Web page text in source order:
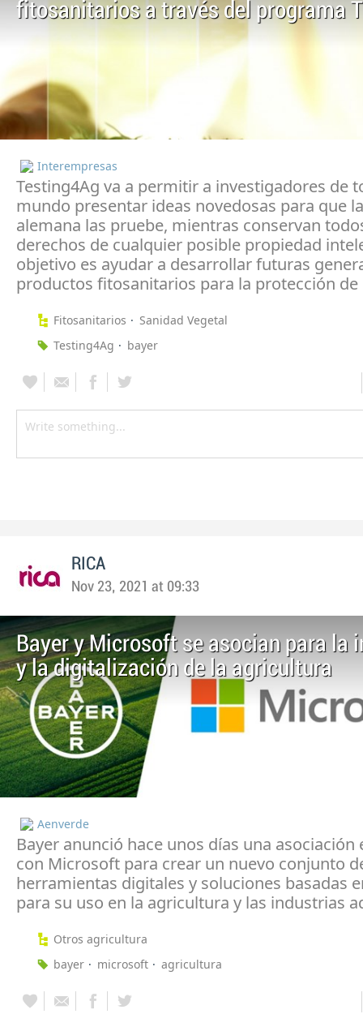
fitosanitarios a través del programa
Interempresas
Testing4Ag va a permitir a investigadores de
mundo presentar ideas novedosas para que
alemana las pruebe, mientras conservan
derechos de cualquier posible propiedad
objetivo es ayudar a desarrollar futuras
productos fitosanitarios para la protección de
Fitosanitarios
Sanidad Vegetal
Testing4Ag
bayer
RICA
Nov 23, 2021 at 09:33
Bayer y Microsoft se asocian para la
y la digitalización de la agricultura
Aenverde
Bayer anunció hace unos días una asociación
con Microsoft para crear un nuevo conjunto
herramientas digitales y soluciones basadas
para su uso en la agricultura y las industrias
Otros agricultura
bayer
microsoft agricultura